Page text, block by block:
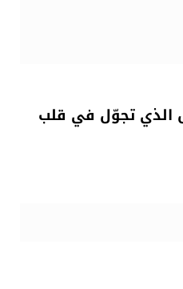
الذي تجوّل في قلب